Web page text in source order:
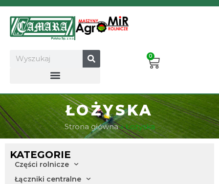
Przejdź
treści
Search 0
Cart
ŁOŻYSKA
Strona główna»Łożyska
KATEGORIE
Części rolnicze
Łączniki centralne